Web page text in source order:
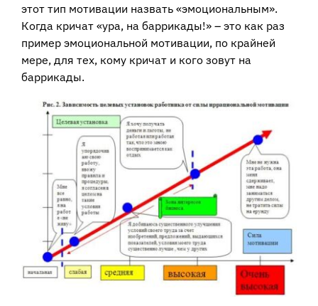
этот тип мотивации назвать «эмоциональным».
Когда кричат «ура, на баррикады!» – это как раз
пример эмоциональной мотивации, по крайней
мере, для тех, кому кричат и кого зовут на
баррикады.